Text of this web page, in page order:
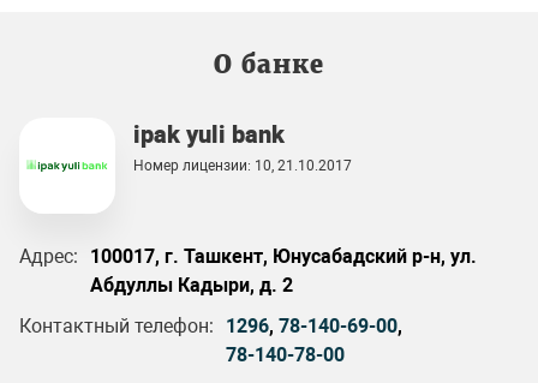
О банке
ipak yuli bank
Номер лицензии: 10, 21.10.2017
Адрес:
100017, г. Ташкент, Юнусабадский р-н, ул.
Абдуллы Кадыри, д. 2
Контактный телефон:
1296, 78-140-69-00,
78-140-78-00